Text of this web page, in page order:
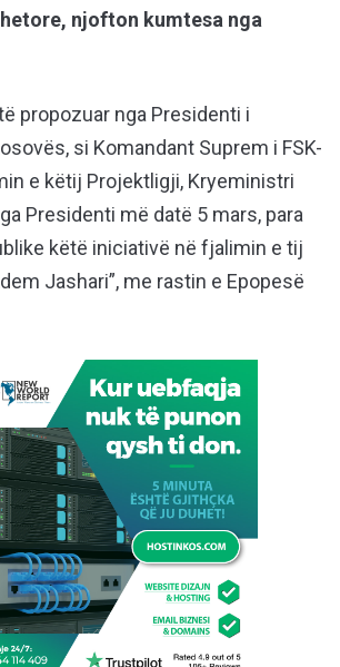
njofton kumtesa nga
propozuar nga Presidenti i
si Komandant Suprem i FSK-
e këtij Projektligji, Kryeministri
Presidenti më datë 5 mars, para
këtë iniciativë në fjalimin e tij
Jashari”, me rastin e Epopesë